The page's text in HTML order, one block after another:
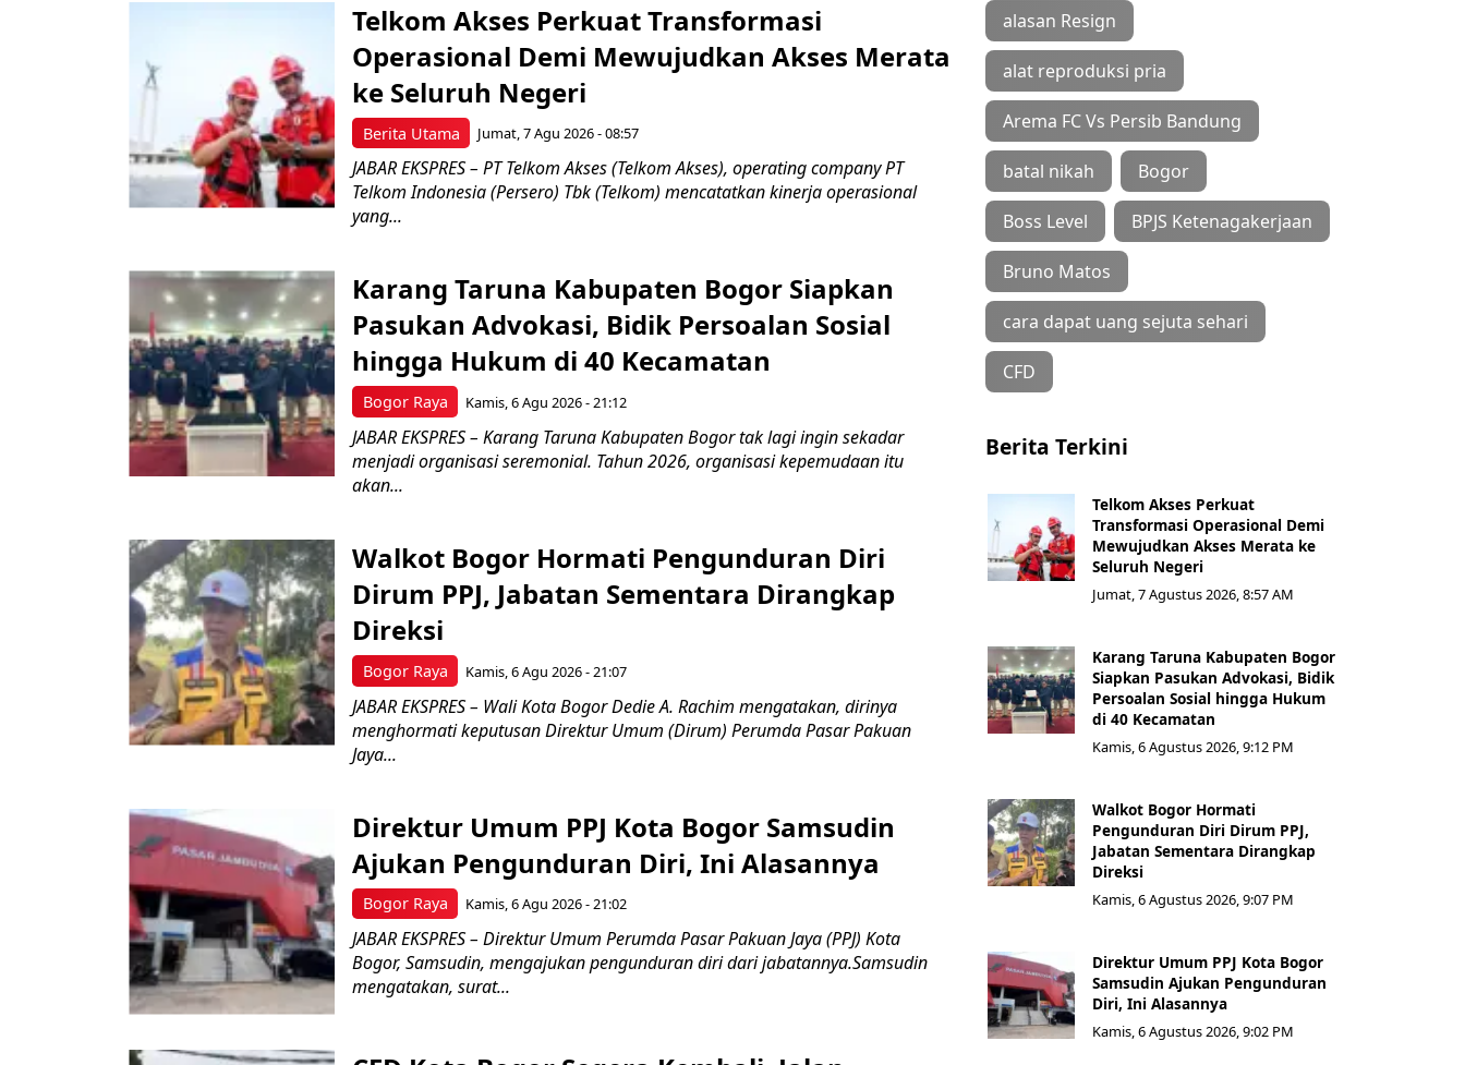
Berita Utama
Telkom Akses Perkuat Transformasi
Operasional Demi Mewujudkan Akses Merata
ke Seluruh Negeri
Jumat, 7 Agu 2026 - 08:57
JABAR EKSPRES – PT Telkom Akses (Telkom Akses), operating company PT
Telkom Indonesia (Persero) Tbk (Telkom) mencatatkan kinerja operasional
yang...
Bogor Raya
Karang Taruna Kabupaten Bogor Siapkan
Pasukan Advokasi, Bidik Persoalan Sosial
hingga Hukum di 40 Kecamatan
Kamis, 6 Agu 2026 - 21:12
JABAR EKSPRES – Karang Taruna Kabupaten Bogor tak lagi ingin sekadar
menjadi organisasi seremonial. Tahun 2026, organisasi kepemudaan itu
akan...
Bogor Raya
Walkot Bogor Hormati Pengunduran Diri
Dirum PPJ, Jabatan Sementara Dirangkap
Direksi
Kamis, 6 Agu 2026 - 21:07
JABAR EKSPRES – Wali Kota Bogor Dedie A. Rachim mengatakan, dirinya
menghormati keputusan Direktur Umum (Dirum) Perumda Pasar Pakuan
Jaya...
Bogor Raya
Direktur Umum PPJ Kota Bogor Samsudin
Ajukan Pengunduran Diri, Ini Alasannya
Kamis, 6 Agu 2026 - 21:02
JABAR EKSPRES – Direktur Umum Perumda Pasar Pakuan Jaya (PPJ) Kota
Bogor, Samsudin, mengajukan pengunduran diri dari jabatannya.Samsudin
mengatakan, surat...
alasan Resign
alat reproduksi pria
Arema FC Vs Persib Bandung
batal nikah Bogor
Boss Level BPJS Ketenagakerjaan
Bruno Matos
cara dapat uang sejuta sehari
CFD
Berita Terkini
Telkom Akses Perkuat
Transformasi Operasional Demi
Mewujudkan Akses Merata ke
Seluruh Negeri
Jumat, 7 Agustus 2026, 8:57 AM
Karang Taruna Kabupaten Bogor
Siapkan Pasukan Advokasi, Bidik
Persoalan Sosial hingga Hukum
di 40 Kecamatan
Kamis, 6 Agustus 2026, 9:12 PM
Walkot Bogor Hormati
Pengunduran Diri Dirum PPJ,
Jabatan Sementara Dirangkap
Direksi
Kamis, 6 Agustus 2026, 9:07 PM
Direktur Umum PPJ Kota Bogor
Samsudin Ajukan Pengunduran
Diri, Ini Alasannya
Kamis, 6 Agustus 2026, 9:02 PM